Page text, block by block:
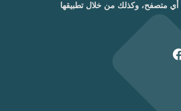
أي متصفح، وكذلك من خلال تطبيقها